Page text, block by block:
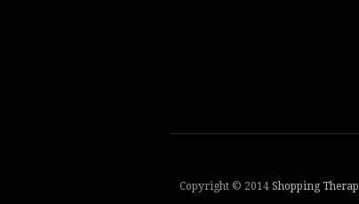
Copyright © 2014 Shopping